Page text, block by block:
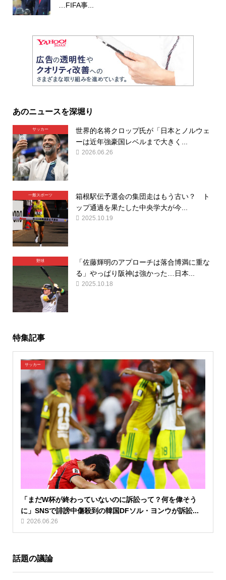
…FIFA事...
あのニュースを深堀り
サッカー
世界的名将クロップ氏が「日本とノルウェ
ーは近年強豪国レベルまで大きく...
2026.06.26
一般スポーツ
箱根駅伝予選会の集団走はもう古い？ ト
ップ通過を果たした中央学大が今...
2025.10.19
野球
「佐藤輝明のアプローチは落合博満に重な
る」やっぱり阪神は強かった…日本...
2025.10.18
特集記事
サッカー
「まだW杯が終わっていないのに訴訟って？何を偉そう
に」SNSで誹謗中傷殺到の韓国DFソル・ヨンウが訴訟...
2026.06.26
話題の議論